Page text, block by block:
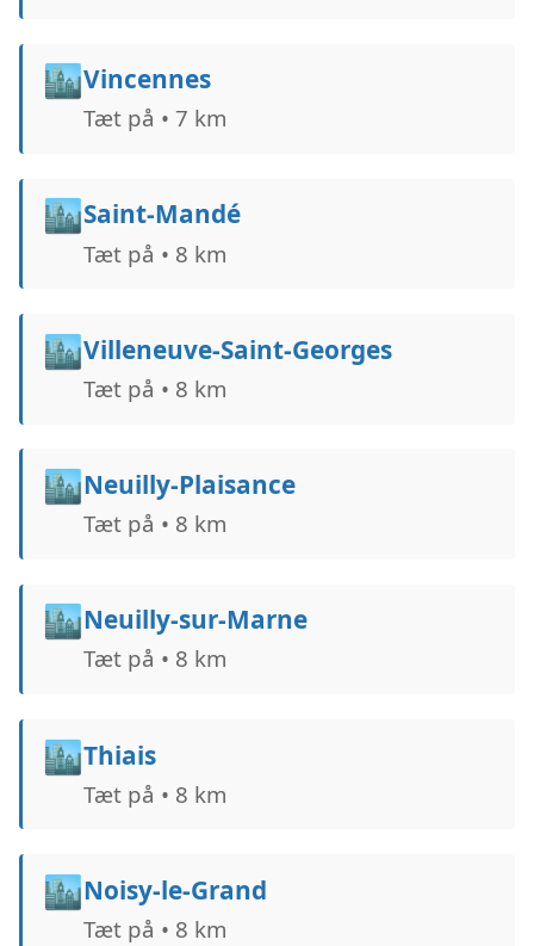
🏙️Vincennes
Tæt på • 7 km
🏙️Saint-Mandé
Tæt på • 8 km
🏙️Villeneuve-Saint-Georges
Tæt på • 8 km
🏙️Neuilly-Plaisance
Tæt på • 8 km
🏙️Neuilly-sur-Marne
Tæt på • 8 km
🏙️Thiais
Tæt på • 8 km
🏙️Noisy-le-Grand
Tæt på • 8 km